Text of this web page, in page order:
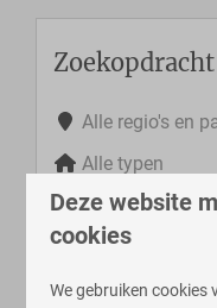
Zoekopdracht
Alle regio's en
Alle typen
Selecteer
Selecteer
Deze website
cookies
We gebruiken cookies